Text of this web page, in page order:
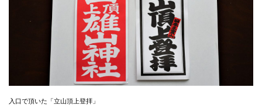
入口で頂いた「立山頂上登拝」